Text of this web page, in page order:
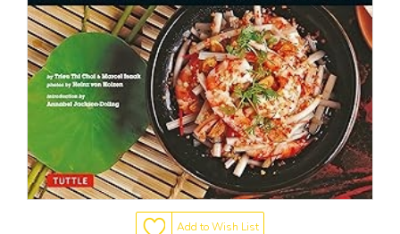
Add to Wish List